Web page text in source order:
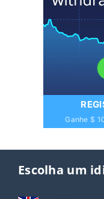
Ganhe $
Escolha um